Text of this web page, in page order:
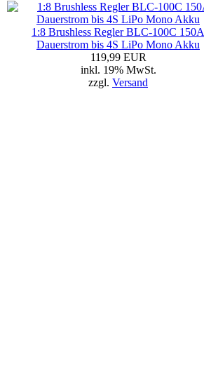
1:8 Brushless Regler BLC-100C 150A
Dauerstrom bis 4S LiPo Mono Akku
119,99 EUR
inkl. 19% MwSt.
zzgl. Versand